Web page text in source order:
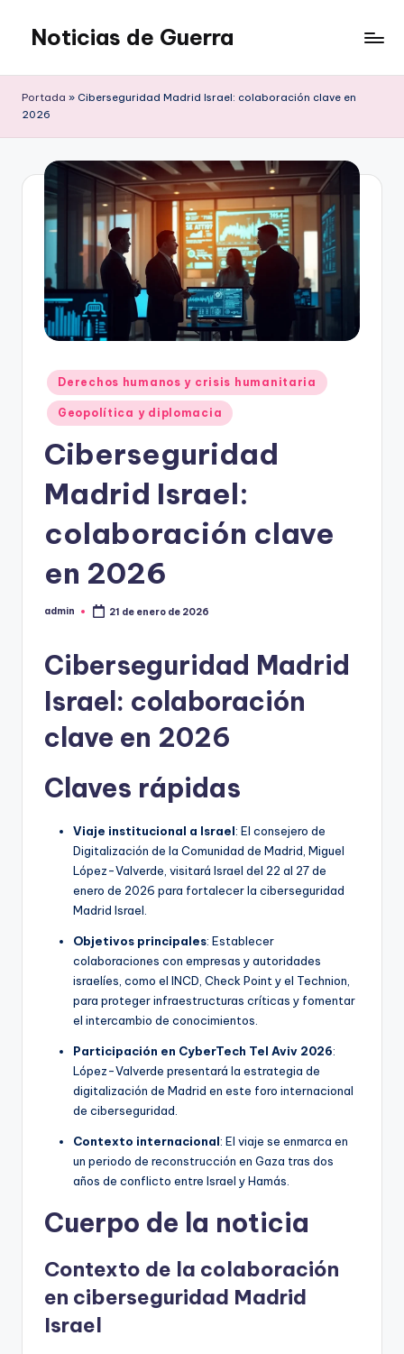
Saltar
contenido
Noticias de Guerra
Portada » Ciberseguridad Madrid Israel: colaboración clave en
2026
Publicado
en
Derechos humanos y crisis humanitaria
Geopolítica y diplomacia
Ciberseguridad
Madrid Israel:
colaboración clave
en 2026
Publicado
admin 21 de enero de 2026
Ciberseguridad Madrid
Israel: colaboración
clave en 2026
Claves rápidas
Viaje institucional a Israel: El consejero de
Digitalización de la Comunidad de Madrid, Miguel
López-Valverde, visitará Israel del 22 al 27 de
enero de 2026 para fortalecer la ciberseguridad
Madrid Israel.
Objetivos principales: Establecer
colaboraciones con empresas y autoridades
israelíes, como el INCD, Check Point y el Technion,
para proteger infraestructuras críticas y fomentar
el intercambio de conocimientos.
Participación en CyberTech Tel Aviv 2026:
López-Valverde presentará la estrategia de
digitalización de Madrid en este foro internacional
de ciberseguridad.
Contexto internacional: El viaje se enmarca en
un periodo de reconstrucción en Gaza tras dos
años de conflicto entre Israel y Hamás.
Cuerpo de la noticia
Contexto de la colaboración
en ciberseguridad Madrid
Israel